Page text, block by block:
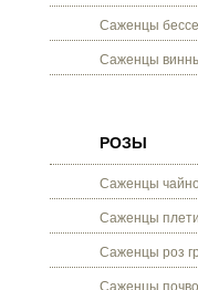
Саженцы
Саженцы
РОЗЫ
Саженцы
Саженцы
Саженцы роз
Саженцы